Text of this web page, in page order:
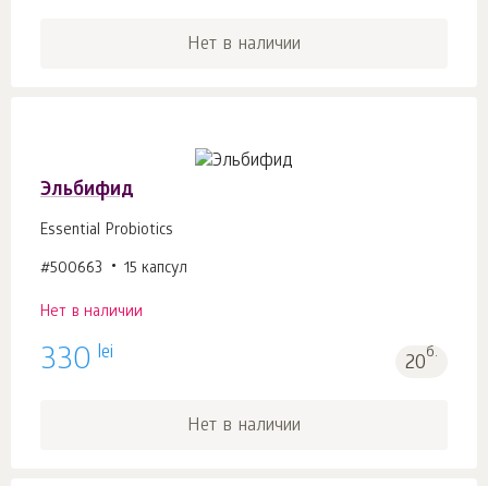
Нет в наличии
Эльбифид
Essential Probiotics
#500663 15 капсул
Нет в наличии
330 lei 20б.
Нет в наличии